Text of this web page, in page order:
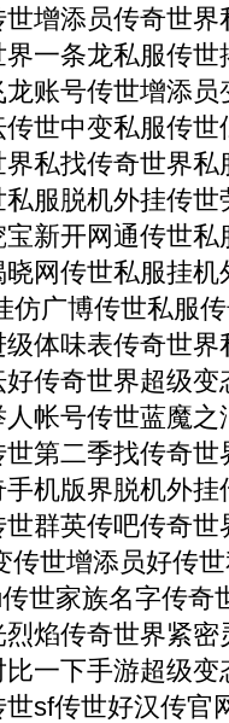
增添员传奇世
一条龙私服传
账号传世增添
世中变私服传
私找传奇世界
服脱机外挂传
新开网通传世
网传世私服挂
仿广博传世私服
体味表传奇世
传奇世界超级
帐号传世蓝魔
第二季找传奇
机版界脱机外
群英传吧传奇
传世增添员好传
世家族名字传奇
焰传奇世界紧
一下手游超级
sf传世好汉传官